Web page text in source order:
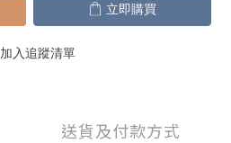
立即購買
加入追蹤清單
送貨及付款方式